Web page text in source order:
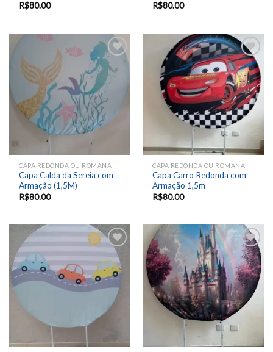
R$80.00 R$80.00
Add to
wishlist
CAPA REDONDA OU ROMANA
Capa Calda da Sereia com
Armação (1,5M)
R$80.00
Add to
wishlist
CAPA REDONDA OU ROMANA
Capa Carro Redonda com
Armação 1,5m
R$80.00
Add to
wishlist
Add to
wishlist